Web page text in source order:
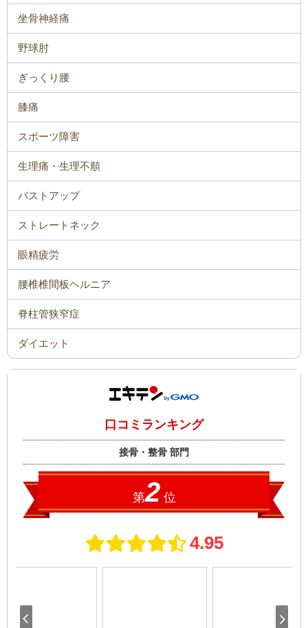
坐骨神経痛
野球肘
ぎっくり腰
膝痛
スポーツ障害
生理痛・生理不順
バストアップ
ストレートネック
眼精疲労
腰椎椎間板ヘルニア
脊柱管狭窄症
ダイエット